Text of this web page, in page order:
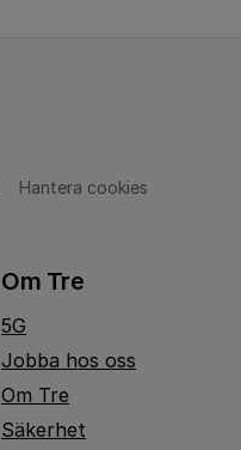
Hantera cookies
Om Tre
5G
Jobba hos oss
Om Tre
Säkerhet